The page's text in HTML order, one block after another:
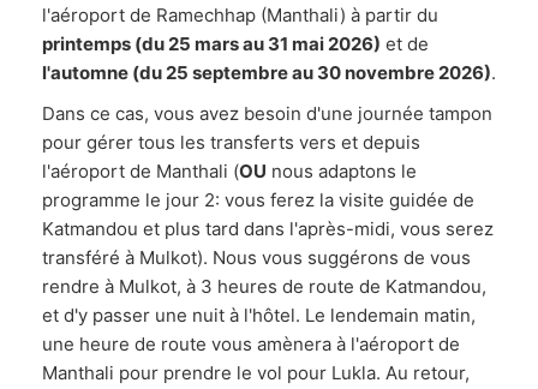
l'aéroport de Ramechhap (Manthali) à partir du
printemps (du 25 mars au 31 mai 2026) et de
l'automne (du 25 septembre au 30 novembre 2026).
Dans ce cas, vous avez besoin d'une journée tampon
pour gérer tous les transferts vers et depuis
l'aéroport de Manthali (OU nous adaptons le
programme le jour 2: vous ferez la visite guidée de
Katmandou et plus tard dans l'après-midi, vous serez
transféré à Mulkot). Nous vous suggérons de vous
rendre à Mulkot, à 3 heures de route de Katmandou,
et d'y passer une nuit à l'hôtel. Le lendemain matin,
une heure de route vous amènera à l'aéroport de
Manthali pour prendre le vol pour Lukla. Au retour,